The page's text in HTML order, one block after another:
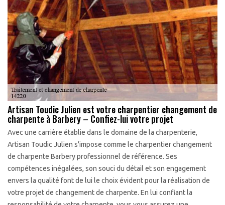
Artisan Toudic Julien est votre charpentier changement de
charpente à Barbery – Confiez-lui votre projet
Avec une carrière établie dans le domaine de la charpenterie,
Artisan Toudic Julien s'impose comme le charpentier changement
de charpente Barbery professionnel de référence. Ses
compétences inégalées, son souci du détail et son engagement
envers la qualité font de lui le choix évident pour la réalisation de
votre projet de changement de charpente. En lui confiant la